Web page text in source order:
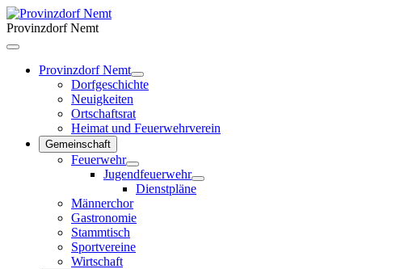
Provinzdorf Nemt
Provinzdorf Nemt
Dorfgeschichte
Neuigkeiten
Ortschaftsrat
Heimat und Feuerwehrverein
Gemeinschaft
Feuerwehr
Jugendfeuerwehr
Dienstpläne
Männerchor
Gastronomie
Stammtisch
Sportvereine
Wirtschaft